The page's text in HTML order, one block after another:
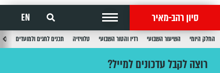
סיון רהב-מאיר EN
החלק היומי השיעור השבועי רדיו והטור השבועי טלוויזיה תכנים לחגים ולמועדים
רוצה לקבל עדכונים למייל?